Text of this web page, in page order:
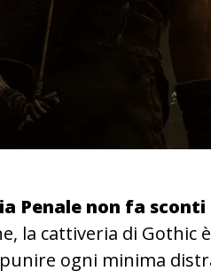
Penale non fa sconti
la cattiveria di Gothic
ogni minima